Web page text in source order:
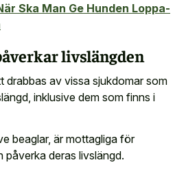
Ska Man Ge Hunden Loppa-
livslängden
drabbas av vissa sjukdomar som
inklusive dem som finns i
beaglar, är mottagliga för
påverka deras livslängd.